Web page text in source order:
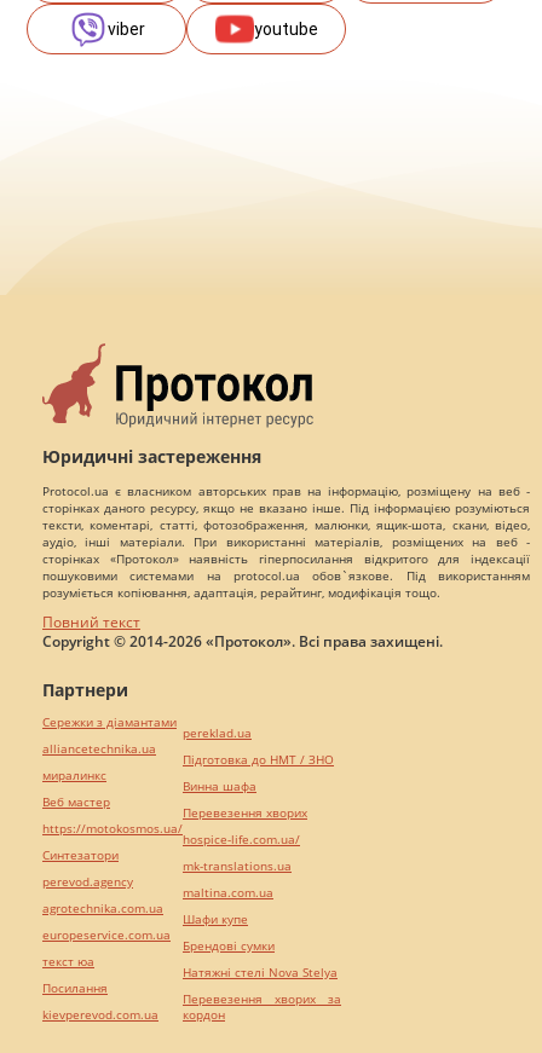
viber youtube
Юридичні застереження
Protocol.ua є власником авторських прав на інформацію, розміщену на веб -
сторінках даного ресурсу, якщо не вказано інше. Під інформацією розуміються
тексти, коментарі, статті, фотозображення, малюнки, ящик-шота, скани, відео,
аудіо, інші матеріали. При використанні матеріалів, розміщених на веб -
сторінках «Протокол» наявність гіперпосилання відкритого для індексації
пошуковими системами на protocol.ua обов`язкове. Під використанням
розуміється копіювання, адаптація, рерайтинг, модифікація тощо.
Повний текст
Copyright © 2014-2026 «Протокол». Всі права захищені.
Партнери
Сережки з діамантами
alliancetechnika.ua
миралинкс
Веб мастер
https://motokosmos.ua/
Синтезатори
perevod.agency
agrotechnika.com.ua
europeservice.com.ua
текст юа
Посилання
kievperevod.com.ua
pereklad.ua
Підготовка до НМТ / ЗНО
Винна шафа
Перевезення хворих
hospice-life.com.ua/
mk-translations.ua
maltina.com.ua
Шафи купе
Брендові сумки
Натяжні стелі Nova Stelya
Перевезення хворих за
кордон